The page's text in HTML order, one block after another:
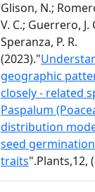
Glison, N.;
V. C.; Guerrero, J.
Speranza, P. R.
(2023)."
geographic
closely - related
Paspalum
distribution
seed germination
traits".Plants,12,